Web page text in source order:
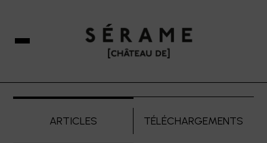
ARTICLES TÉLÉCHARGEMENTS